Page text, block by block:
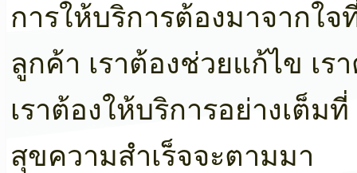
การให้บริการต้องมาจากใ
ลูกค้า เราต้องช่วยแก้ไข เ
เราต้องให้บริการอย่างเต็
สุขความสำเร็จจะตามมา